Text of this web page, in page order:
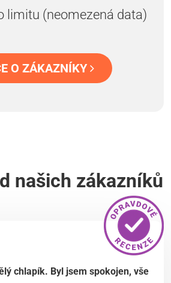
limitu (neomezená data)
O ZÁKAZNÍKY
našich zákazníků
chlapík. Byl jsem spokojen, vše